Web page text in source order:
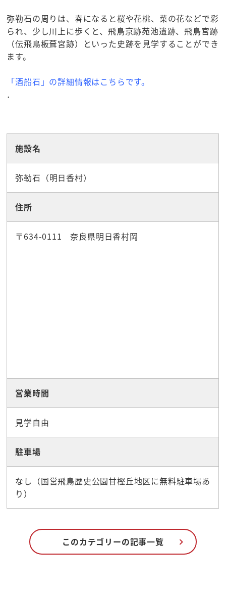
弥勒石の周りは、春になると桜や花桃、菜の花などで彩
られ、少し川上に歩くと、飛鳥京跡苑池遺跡、飛鳥宮跡
（伝飛鳥板葺宮跡）といった史跡を見学することができ
ます。
「酒船石」の詳細情報はこちらです。
．
施設名
弥勒石（明日香村）
住所
〒634-0111 奈良県明日香村岡
営業時間
見学自由
駐車場
なし（国営飛鳥歴史公園甘樫丘地区に無料駐車場あ
り）
このカテゴリーの記事一覧